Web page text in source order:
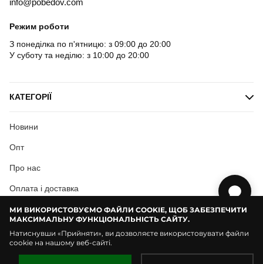
МИ ВИКОРИСТОВУЄМО ФАЙЛИ COOKIE, ЩОБ ЗАБЕЗПЕЧИТИ
МАКСИМАЛЬНУ ФУНКЦІОНАЛЬНІСТЬ САЙТУ.
Натиснувши «Прийняти», ви дозволяєте використовувати файли
cookie на нашому веб-сайті.
info@pobedov.com
Режим роботи
З понеділка по п'ятницю: з 09:00 до 20:00
У суботу та неділю: з 10:00 до 20:00
КАТЕГОРІЇ
Новини
Опт
Про нас
Оплата і доставка
Користувацька згода
© Pobedov | 2018 — 2026